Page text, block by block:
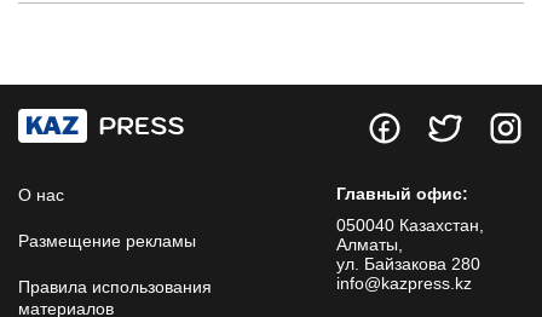
О нас
Размещение рекламы
Правила использования
материалов
Главный офис:
050040 Казахстан,
Алматы,
ул. Байзакова 280
info@kazpress.kz